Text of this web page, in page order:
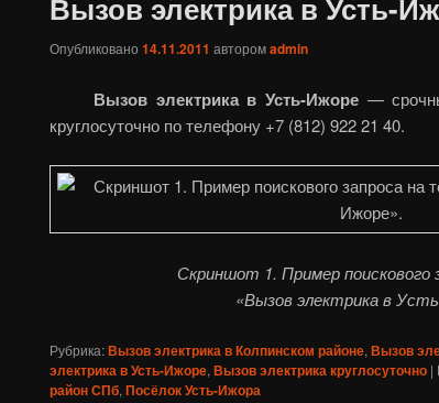
Вызов электрика в Усть-
Опубликовано 14.11.2011 авторомadmin
Вызов электрика в Усть-Ижоре—
круглосуточно по телефону +7 (812) 922 21 40.
Скриншот 1. Пример поискового
«Вызов электрика в
Рубрика:Вызов электрика в Колпинском районе, Вызов
электрика в Усть-Ижоре, Вызов электрика круглосуточно |
район СПб, Посёлок Усть-Ижора